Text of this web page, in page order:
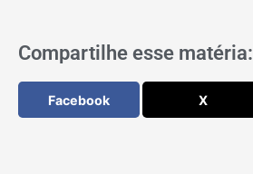
Compartilhe esse matéria:
Facebook X